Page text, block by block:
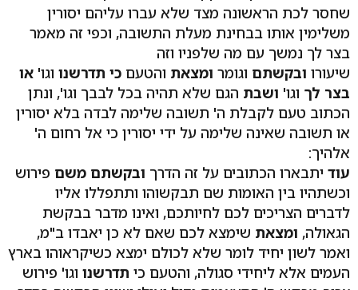
שחסר לכת הראשונה מצד שלא עברו עליהם יסורין
משלימין אותו בבחינת מעלת התשובה, וכפי זה מאמר
בצר לך נמשך עם מה שלפניו וזה
שיעורו ובקשתם וגומר ומצאת והטעם כי תדרשנו וגו' או
בצר לך וגו' ושבת הגם שלא תהיה בכל לבבך וגו', ונתן
הכתוב טעם לקבלת ה' תשובה שלימה לבדה בלא יסורין
או תשובה שאינה שלימה על ידי יסורין כי אל רחום ה'
אלהיך:
עוד יתבארו הכתובים על זה הדרך ובקשתם משם פירוש
וכשתהיו בין האומות שם תבקשוהו ותתפללו אליו
לדברים הצריכים לכם לחיותכם, ואינו מדבר בבקשת
הגאולה, ומצאת שימצא לכם שאם לא כן יאבדו ב"מ,
ואמר לשון יחיד לומר שלא לכולם ימצא כשיקראוהו בארץ
העמים אלא ליחידי סגולה, והטעם כי תדרשנו וגו' פירוש